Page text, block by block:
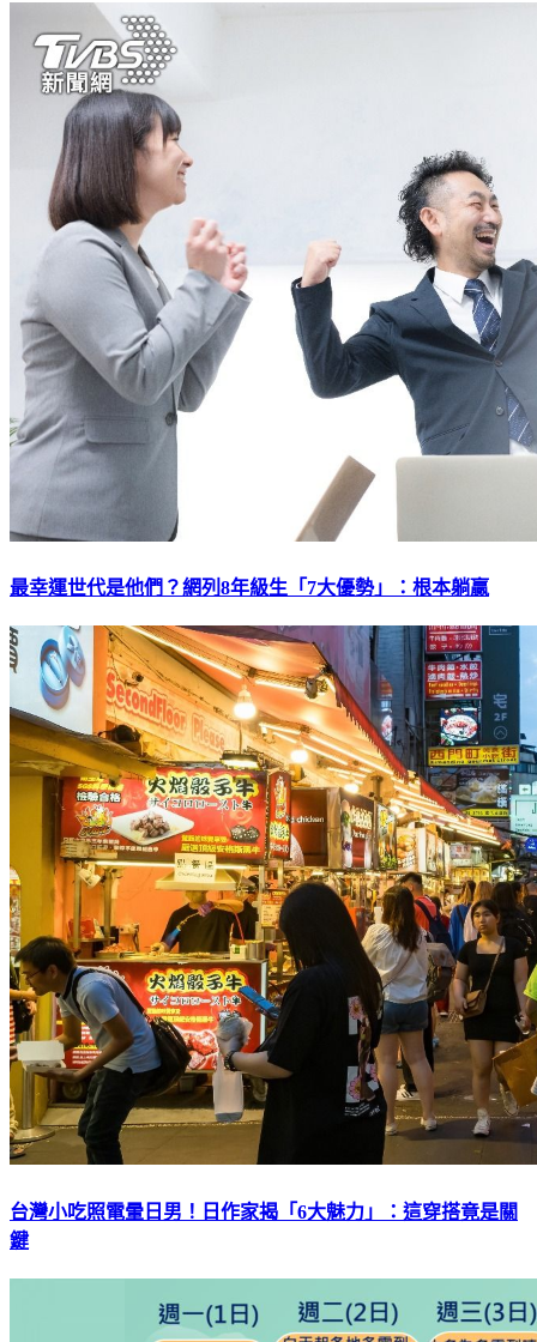
最幸運世代是他們？網列8年級生「7大優勢」：根本躺贏
台灣小吃照電暈日男！日作家揭「6大魅力」：這穿搭竟是關
鍵